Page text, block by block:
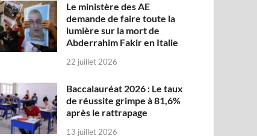
Le ministère des AE
demande de faire toute la
lumière sur la mort de
Abderrahim Fakir en Italie
22 juillet 2026
Baccalauréat 2026 : Le taux
de réussite grimpe à 81,6%
après le rattrapage
13 juillet 2026